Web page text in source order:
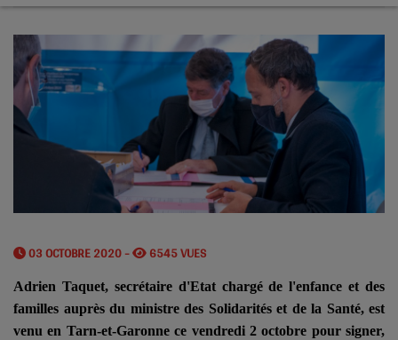
03 OCTOBRE 2020 - 6545 VUES
Adrien Taquet, secrétaire d'Etat chargé de l'enfance et des
familles auprès du ministre des Solidarités et de la Santé, est
venu en Tarn-et-Garonne ce vendredi 2 octobre pour signer,